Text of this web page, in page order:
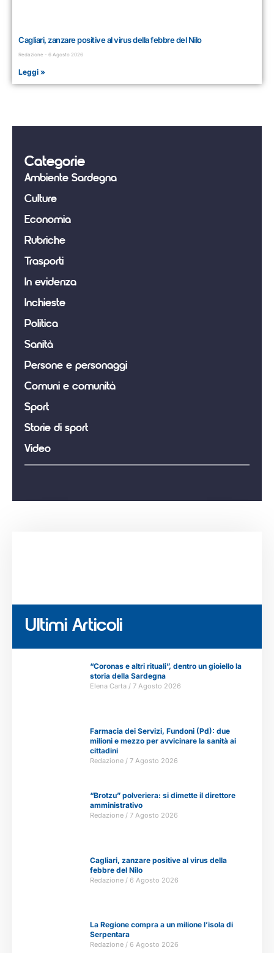
Cagliari, zanzare positive al virus della febbre del Nilo
Redazione 6 Agosto 2026
Leggi »
Categorie
Ambiente Sardegna
Culture
Economia
Rubriche
Trasporti
In evidenza
Inchieste
Politica
Sanità
Persone e personaggi
Comuni e comunità
Sport
Storie di sport
Video
Ultimi Articoli
“Coronas e altri rituali”, dentro un gioiello la
storia della Sardegna
Elena Carta 7 Agosto 2026
Farmacia dei Servizi, Fundoni (Pd): due
milioni e mezzo per avvicinare la sanità ai
cittadini
Redazione 7 Agosto 2026
“Brotzu” polveriera: si dimette il direttore
amministrativo
Redazione 7 Agosto 2026
Cagliari, zanzare positive al virus della
febbre del Nilo
Redazione 6 Agosto 2026
La Regione compra a un milione l’isola di
Serpentara
Redazione 6 Agosto 2026